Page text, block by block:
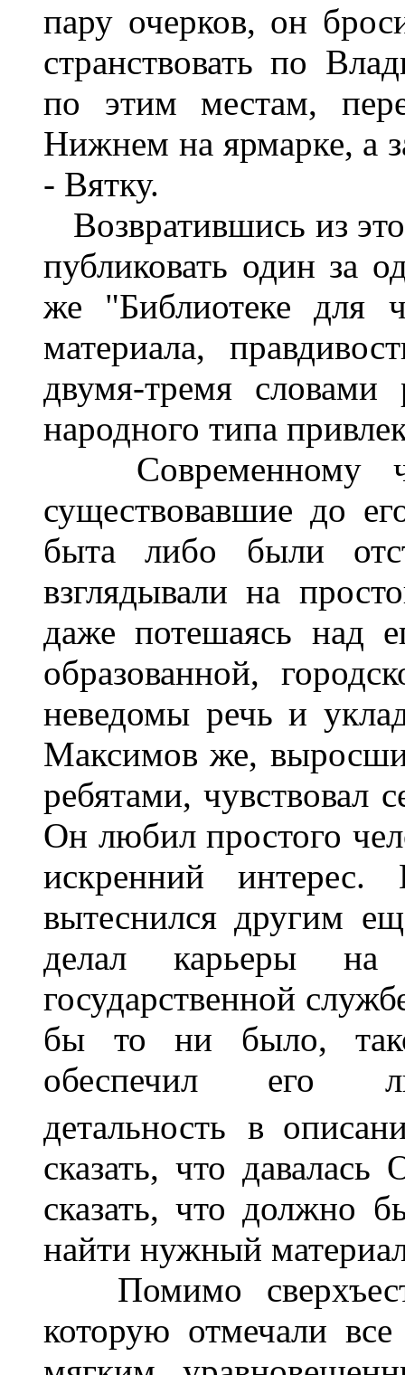
пару очерков, он
странствовать по
по этим местам,
Нижнем на ярмарке, а
- Вятку.
Возвратившись из
публиковать один за
же "Библиотеке для
материала,
двумя-тремя
народного типа
Современному
существовавшие до
быта либо были
взглядывали на
даже потешаясь над
образованной,
неведомы речь и
Максимов же,
ребятами, чувствовал
Он любил простого
искренний
вытеснился другим
делал карьеры
государственной
бы то ни было,
обеспечил его
детальность в
сказать, что
сказать, что должно
найти нужный
Помимо
которую отмечали